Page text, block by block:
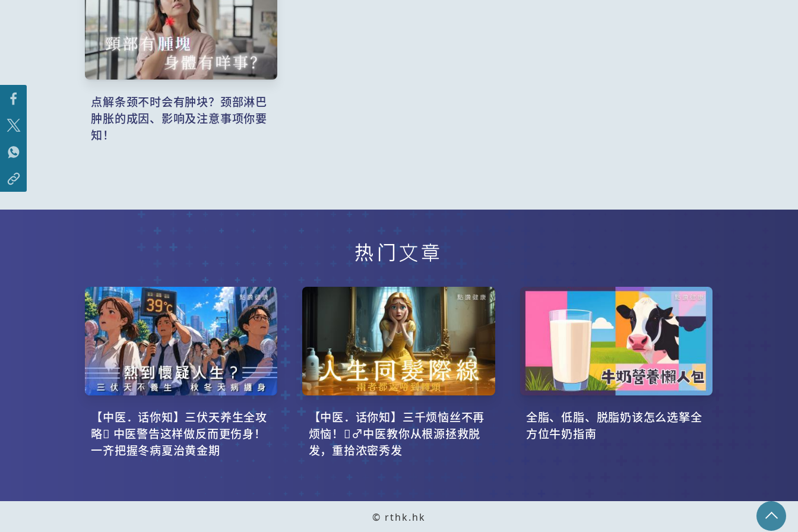
点解条颈不时会有肿块？颈部淋巴
肿胀的成因、影响及注意事项你要
知！
热门文章
【中医．话你知】三伏天养生全攻
略 中医警告这样做反而更伤身！
一齐把握冬病夏治黄金期
【中医．话你知】三千烦恼丝不再
烦恼！‍♂️中医教你从根源拯救脱
发，重拾浓密秀发
全脂、低脂、脱脂奶该怎么选拏全
方位牛奶指南
© rthk.hk